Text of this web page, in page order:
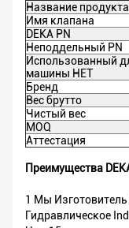
Название продукта
Имя клапана
DEKA PN
Неподдельный PN
Использованный
машины НЕТ
Бренд
Вес брутто
Чистый вес
MOQ
Аттестация
Преимущества
1 Мы
Гидравлическое